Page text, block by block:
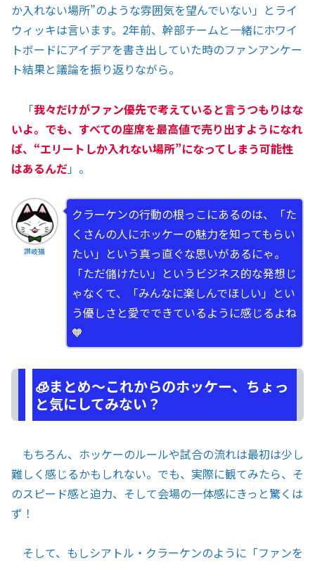
か入れない場所”のような雰囲気を望んでいない」とライ
ウィッキは言います。2年前、幹部チームと一緒にホワイ
トボードにアイデアを書き出していた時のファンアンケー
ト結果と議論を振り返りながら。
「我々だけがファン優先で考えていると言うつもりはな
いよ。でも、すべての座席を最高値で売り出すようになれ
ば、“エリートしか入れない場所”になってしまう可能性
はあるんだ」。
讃岐猫
クラーケンの行動の根っこにあるのは、「た
くさんの人にホッケーの魅力を知ってもらい
たい」という真っ直ぐな思いがあるにゃ。
「ただ儲けたい」というビジネス的な発想じ
ゃなくて、「みんなに楽しんでほしい」とい
う優しさと愛でできているように感じるよね
🧡
🧊まとめ～これからのホッケー、ちょっ
と気にしてみない？
もちろん、ホッケーのルールや試合の流れは最初は少し
難しく感じるかもしれない。でも、実際に観てみたら、そ
のスピード感と迫力、そして会場の一体感にきっと驚くは
ず！
そして、もしシアトル・クラーケンのように「ファンを